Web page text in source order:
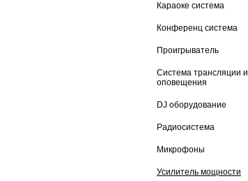
Караоке система
Конференц система
Проигрыватель
Система трансляции и
оповещения
DJ оборудование
Радиосистема
Микрофоны
Усилитель мощности